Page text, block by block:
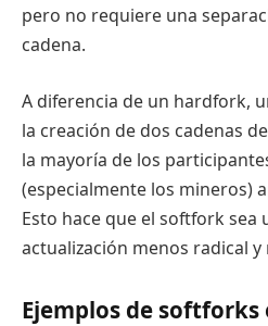
pero no requiere una
cadena.
A diferencia de un hardfork,
la creación de dos cadenas
la mayoría de los
(especialmente los mineros)
Esto hace que el softfork sea
actualización menos radical
Ejemplos de softforks